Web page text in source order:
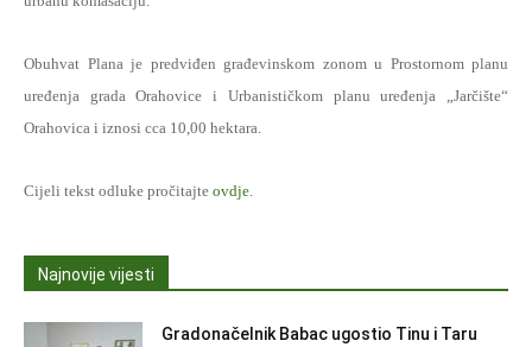
Obuhvat Plana je predviđen građevinskom zonom u Prostornom planu
uređenja grada Orahovice i Urbanističkom planu uređenja „Jarčište“
Orahovica i iznosi cca 10,00 hektara.
Cijeli tekst odluke pročitajte ovdje.
Najnovije vijesti
Gradonačelnik Babac ugostio Tinu i Taru